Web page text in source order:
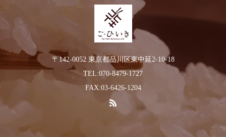
〒142-0052 東京都品川区東中延2-10-18
TEL:070-8479-1727
FAX:03-6426-1204